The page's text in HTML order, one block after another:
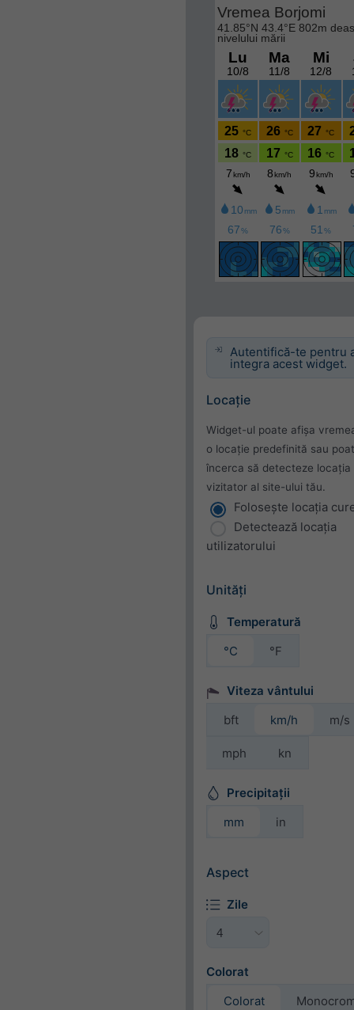
Autentifică-te pentru
integra acest widget.
Locație
Widget-ul poate afișa
o locație predefinită sau
încerca să detecteze locația
vizitator al site-ului tău.
Folosește locația
Detectează locația
utilizatorului
Unități
Temperatură
°C
°F
Viteza vântului
bft
km/h m/s
mph kn
Precipitații
mm
in
Aspect
Zile
Colorat
Colorat